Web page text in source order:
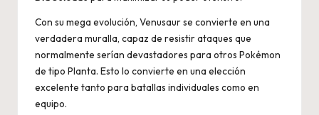
Con su mega evolución, Venusaur se convierte en una
verdadera muralla, capaz de resistir ataques que
normalmente serían devastadores para otros Pokémon
de tipo Planta. Esto lo convierte en una elección
excelente tanto para batallas individuales como en
equipo.